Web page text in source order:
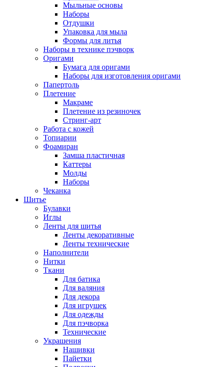
Мыльные основы
Наборы
Отдушки
Упаковка для мыла
Формы для литья
Наборы в технике пэчворк
Оригами
Бумага для оригами
Наборы для изготовления оригами
Папертоль
Плетение
Макраме
Плетение из резиночек
Стринг-арт
Работа с кожей
Топиарии
Фоамиран
Замша пластичная
Каттеры
Молды
Наборы
Чеканка
Шитье
Булавки
Иглы
Ленты для шитья
Ленты декоративные
Ленты технические
Наполнители
Нитки
Ткани
Для батика
Для валяния
Для декора
Для игрушек
Для одежды
Для пэчворка
Технические
Украшения
Нашивки
Пайетки